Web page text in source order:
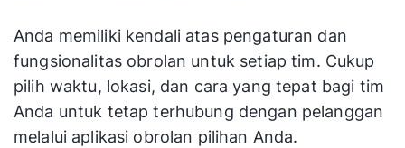
Anda memiliki kendali atas pengaturan dan
fungsionalitas obrolan untuk setiap tim. Cukup
pilih waktu, lokasi, dan cara yang tepat bagi tim
Anda untuk tetap terhubung dengan pelanggan
melalui aplikasi obrolan pilihan Anda.